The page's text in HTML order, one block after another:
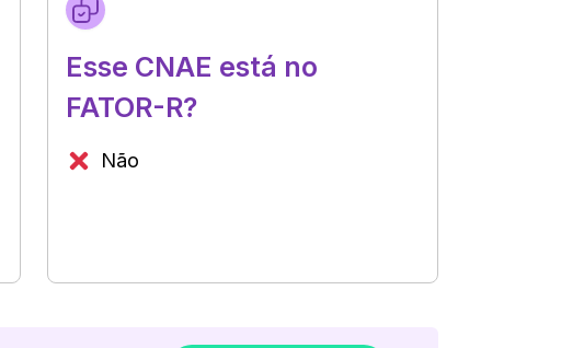
Esse CNAE está no
FATOR-R?
Não